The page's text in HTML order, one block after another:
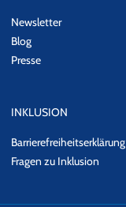
Newsletter
Blog
Presse
INKLUSION
Barrierefreiheitserklärung
Fragen zu Inklusion